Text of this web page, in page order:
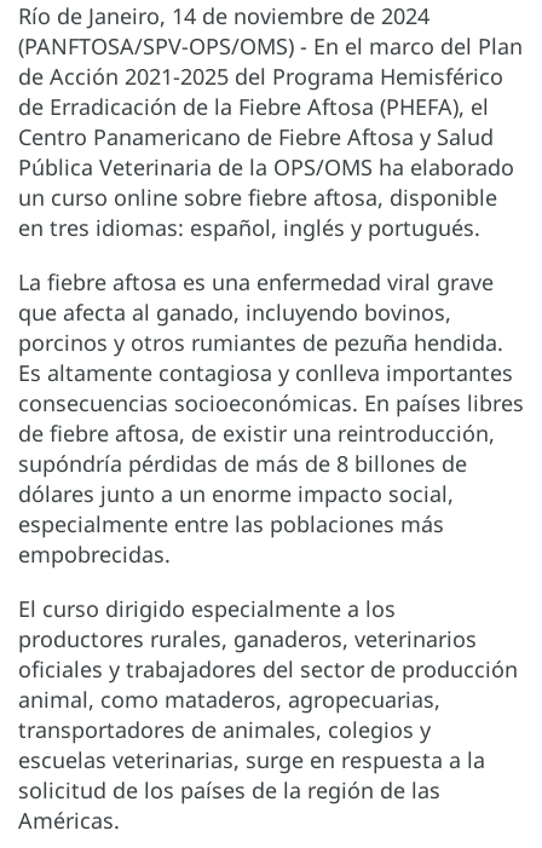
Río de Janeiro, 14 de noviembre de 2024
(PANFTOSA/SPV-OPS/OMS) - En el marco del Plan
de Acción 2021-2025 del Programa Hemisférico
de Erradicación de la Fiebre Aftosa (PHEFA), el
Centro Panamericano de Fiebre Aftosa y Salud
Pública Veterinaria de la OPS/OMS ha elaborado
un curso online sobre fiebre aftosa, disponible
en tres idiomas: español, inglés y portugués.
La fiebre aftosa es una enfermedad viral grave
que afecta al ganado, incluyendo bovinos,
porcinos y otros rumiantes de pezuña hendida.
Es altamente contagiosa y conlleva importantes
consecuencias socioeconómicas. En países libres
de fiebre aftosa, de existir una reintroducción,
supóndría pérdidas de más de 8 billones de
dólares junto a un enorme impacto social,
especialmente entre las poblaciones más
empobrecidas.
El curso dirigido especialmente a los
productores rurales, ganaderos, veterinarios
oficiales y trabajadores del sector de producción
animal, como mataderos, agropecuarias,
transportadores de animales, colegios y
escuelas veterinarias, surge en respuesta a la
solicitud de los países de la región de las
Américas.